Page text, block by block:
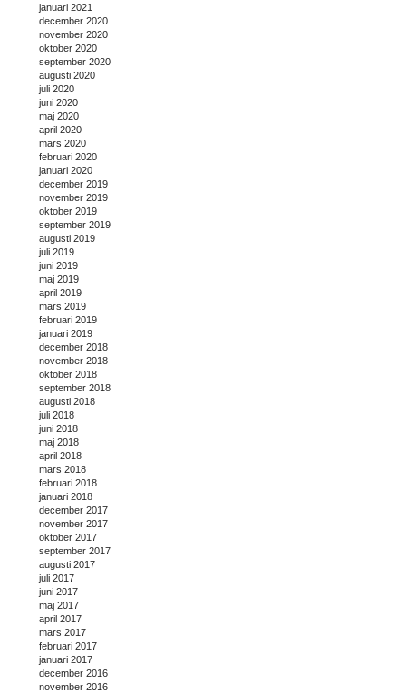
januari 2021
december 2020
november 2020
oktober 2020
september 2020
augusti 2020
juli 2020
juni 2020
maj 2020
april 2020
mars 2020
februari 2020
januari 2020
december 2019
november 2019
oktober 2019
september 2019
augusti 2019
juli 2019
juni 2019
maj 2019
april 2019
mars 2019
februari 2019
januari 2019
december 2018
november 2018
oktober 2018
september 2018
augusti 2018
juli 2018
juni 2018
maj 2018
april 2018
mars 2018
februari 2018
januari 2018
december 2017
november 2017
oktober 2017
september 2017
augusti 2017
juli 2017
juni 2017
maj 2017
april 2017
mars 2017
februari 2017
januari 2017
december 2016
november 2016